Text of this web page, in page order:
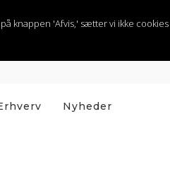
knappen 'Afvis,' sætter vi ikke
Nyheder